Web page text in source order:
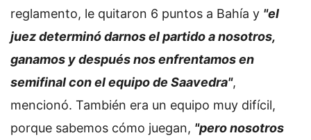
reglamento, le quitaron 6 puntos a Bahía y "el
juez determinó darnos el partido a nosotros,
ganamos y después nos enfrentamos en
semifinal con el equipo de Saavedra",
mencionó. También era un equipo muy difícil,
porque sabemos cómo juegan, "pero nosotros